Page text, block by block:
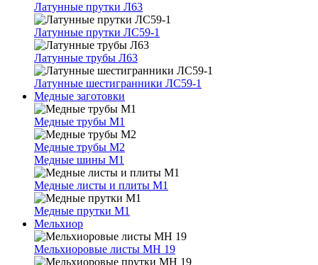
Латунные прутки Л63
Латунные прутки ЛС59-1
Латунные трубы Л63
Латунные шестигранники ЛС59-1
Медные заготовки
Медные трубы М1
Медные трубы М2
Медные шины М1
Медные листы и плиты М1
Медные прутки М1
Мельхиор
Мельхиоровые листы МН 19